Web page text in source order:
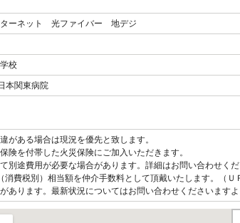
ーネット 光ファイバー 地デジ
校
本関東病院
に相違がある場合は現況を優先と致します。
険を付帯した火災保険にご加入いただきます。
別途費用が必要な場合があります。詳細はお問い合わせくだ
費税別）相当額を仲介手数料として頂戴いたします。（Ｕ
あります。最新状況についてはお問い合わせくださいますよ